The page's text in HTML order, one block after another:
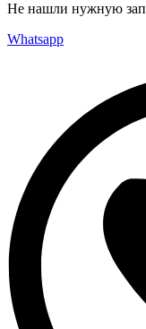
Не нашли нужную
Whatsapp